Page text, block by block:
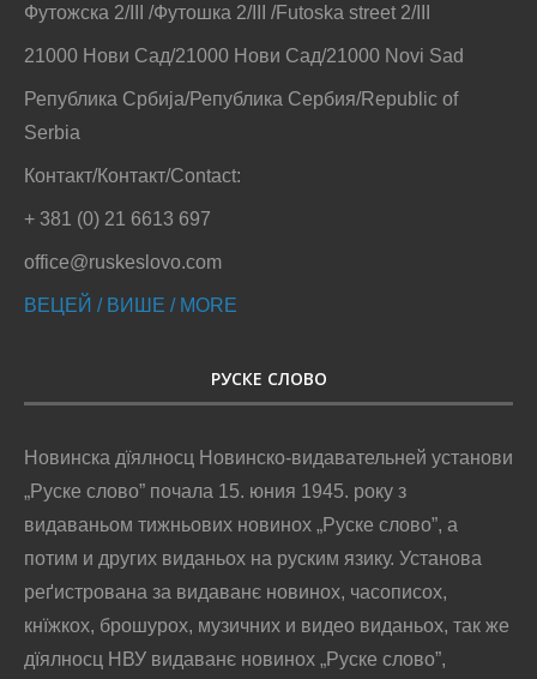
Футожска 2/III /Футошка 2/III /Futoska street 2/III
21000 Нови Сад/21000 Нови Сад/21000 Novi Sad
Република Србија/Република Сербия/Republic of
Serbia
Контакт/Контакт/Contact:
+ 381 (0) 21 6613 697
office@ruskeslovo.com
ВЕЦЕЙ / ВИШЕ / MORE
РУСКЕ СЛОВО
Новинска дїялносц Новинско-видавательней установи
„Руске слово” почала 15. юния 1945. року з
видаваньом тижньових новинох „Руске слово”, а
потим и других виданьох на руским язику. Установа
реґистрована за видаванє новинох, часописох,
кнїжкох, брошурох, музичних и видео виданьох, так же
дїялносц НВУ видаванє новинох „Руске слово”,